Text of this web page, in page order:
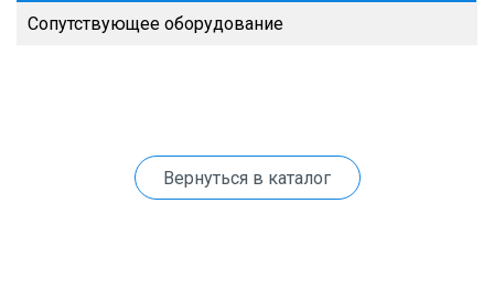
Сопутствующее оборудование
Вернуться в каталог